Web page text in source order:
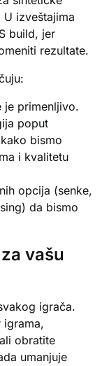
izveštajima
build, jer
rezultate.
je primenljivo.
poput
bismo
i kvalitetu
opcija (senke,
da bismo
vašu
igrača.
igrama,
obratite
umanjuje